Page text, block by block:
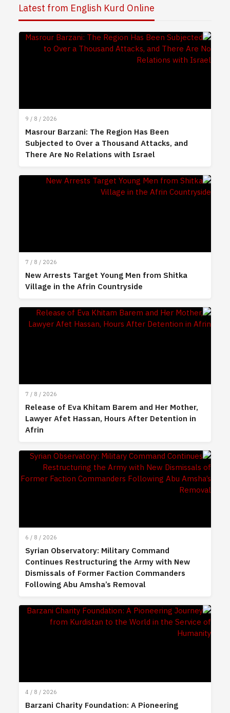
Latest from English Kurd Online
9 / 8 / 2026
Masrour Barzani: The Region Has Been
Subjected to Over a Thousand Attacks, and
There Are No Relations with Israel
7 / 8 / 2026
New Arrests Target Young Men from Shitka
Village in the Afrin Countryside
7 / 8 / 2026
Release of Eva Khitam Barem and Her Mother,
Lawyer Afet Hassan, Hours After Detention in
Afrin
6 / 8 / 2026
Syrian Observatory: Military Command
Continues Restructuring the Army with New
Dismissals of Former Faction Commanders
Following Abu Amsha’s Removal
4 / 8 / 2026
Barzani Charity Foundation: A Pioneering